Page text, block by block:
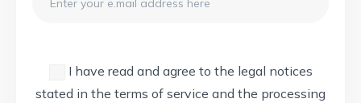
I have read and agree to the legal notices
stated in the terms of service and the processing